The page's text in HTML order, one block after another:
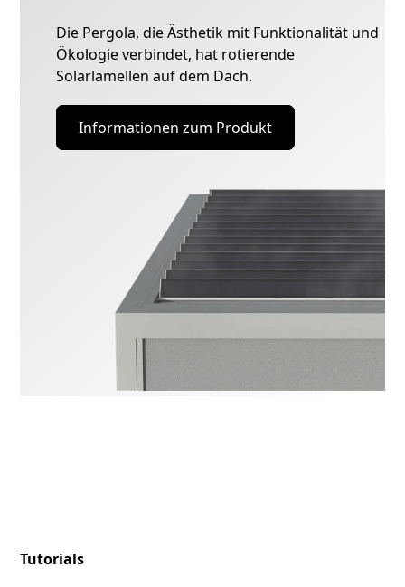
Tutorials
Die Pergola, die Ästhetik mit Funktionalität und
Ökologie verbindet, hat rotierende
Solarlamellen auf dem Dach.
Informationen zum Produkt